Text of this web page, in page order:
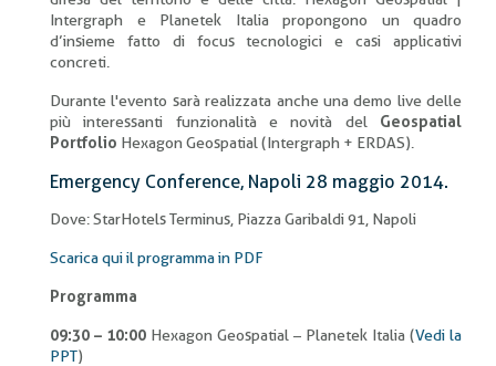
Intergraph e Planetek Italia propongono un quadro
d’insieme fatto di focus tecnologici e casi applicativi
concreti.
Durante l'evento sarà realizzata anche una demo live delle
più interessanti funzionalità e novità del Geospatial
Portfolio Hexagon Geospatial (Intergraph + ERDAS).
Emergency Conference, Napoli 28 maggio 2014.
Dove: StarHotels Terminus, Piazza Garibaldi 91, Napoli
Scarica qui il programma in PDF
Programma
09:30 – 10:00 Hexagon Geospatial – Planetek Italia (Vedi la
PPT)